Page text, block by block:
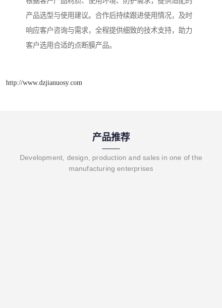
产品选型与使用建议。合作后持续跟进使用情况，及时
响应客户咨询与需求，全程提供细致的技术支持，助力
客户选用合适的点断膜产品。
http://www.dzjianuosy.com
产品推荐
Development, design, production and sales in one of the
manufacturing enterprises